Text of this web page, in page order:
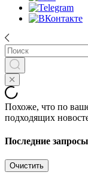
Похоже, что по
подходящих
Последние запросы
Очистить